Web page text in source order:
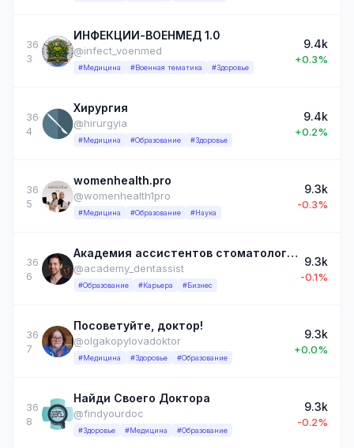
36
3
ИНФЕКЦИИ-ВОЕНМЕД 1.0
@infect_voenmed
#Медицина #Военная тематика #Здоровье
9.4k
+0.3%
36
4
Хирургия
@hirurgyia
#Медицина #Образование #Здоровье
9.4k
+0.2%
36
5
womenhealth.pro
@womenhealth1pro
#Медицина #Образование #Наука
9.3k
-0.3%
36
6
Академия ассистентов стоматолога: секреты профессии
@academy_dentassist
#Образование #Карьера #Бизнес
9.3k
-0.1%
36
7
Посоветуйте, доктор!
@olgakopylovadoktor
#Медицина #Здоровье #Образование
9.3k
+0.0%
36
8
Найди Своего Доктора
@findyourdoc
#Здоровье #Медицина #Образование
9.3k
-0.2%